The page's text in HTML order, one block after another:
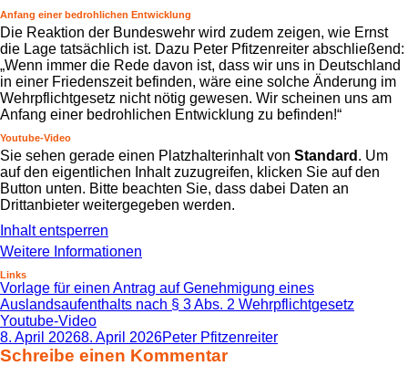
Anfang einer bedrohlichen Entwicklung
Die Reaktion der Bundeswehr wird zudem zeigen, wie Ernst
die Lage tatsächlich ist. Dazu Peter Pfitzenreiter abschließend:
„Wenn immer die Rede davon ist, dass wir uns in Deutschland
in einer Friedenszeit befinden, wäre eine solche Änderung im
Wehrpflichtgesetz nicht nötig gewesen. Wir scheinen uns am
Anfang einer bedrohlichen Entwicklung zu befinden!“
Youtube-Video
Sie sehen gerade einen Platzhalterinhalt von Standard . Um
auf den eigentlichen Inhalt zuzugreifen, klicken Sie auf den
Button unten. Bitte beachten Sie, dass dabei Daten an
Drittanbieter weitergegeben werden.
Inhalt entsperren
Weitere Informationen
Links
Vorlage für einen Antrag auf Genehmigung eines
Auslandsaufenthalts nach § 3 Abs. 2 Wehrpflichtgesetz
Youtube-Video
Veröffentlicht
am
8. April 20268. April 2026Autor
Peter Pfitzenreiter
Schreibe einen Kommentar